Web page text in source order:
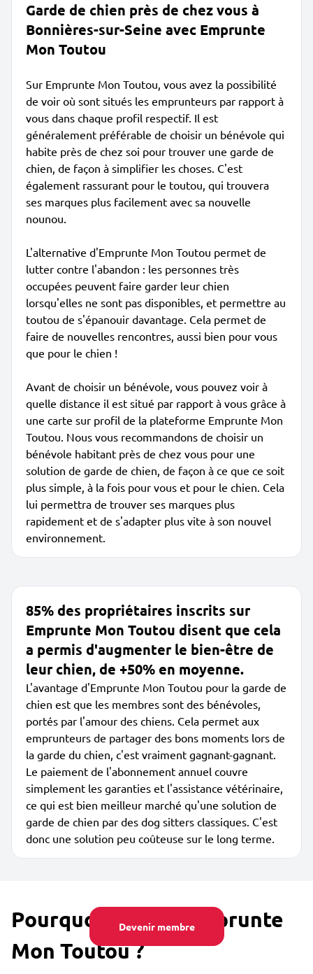
Devenir membre
Garde de chien près de chez vous à
Bonnières-sur-Seine avec Emprunte
Mon Toutou
Sur Emprunte Mon Toutou, vous avez la possibilité
de voir où sont situés les emprunteurs par rapport à
vous dans chaque profil respectif. Il est
généralement préférable de choisir un bénévole qui
habite près de chez soi pour trouver une garde de
chien, de façon à simplifier les choses. C'est
également rassurant pour le toutou, qui trouvera
ses marques plus facilement avec sa nouvelle
nounou.
L'alternative d'Emprunte Mon Toutou permet de
lutter contre l'abandon : les personnes très
occupées peuvent faire garder leur chien
lorsqu'elles ne sont pas disponibles, et permettre au
toutou de s'épanouir davantage. Cela permet de
faire de nouvelles rencontres, aussi bien pour vous
que pour le chien !
Avant de choisir un bénévole, vous pouvez voir à
quelle distance il est situé par rapport à vous grâce à
une carte sur profil de la plateforme Emprunte Mon
Toutou. Nous vous recommandons de choisir un
bénévole habitant près de chez vous pour une
solution de garde de chien, de façon à ce que ce soit
plus simple, à la fois pour vous et pour le chien. Cela
lui permettra de trouver ses marques plus
rapidement et de s'adapter plus vite à son nouvel
environnement.
85% des propriétaires inscrits sur
Emprunte Mon Toutou disent que cela
a permis d'augmenter le bien-être de
leur chien, de +50% en moyenne.
L'avantage d'Emprunte Mon Toutou pour la garde de
chien est que les membres sont des bénévoles,
portés par l'amour des chiens. Cela permet aux
emprunteurs de partager des bons moments lors de
la garde du chien, c'est vraiment gagnant-gagnant.
Le paiement de l'abonnement annuel couvre
simplement les garanties et l'assistance vétérinaire,
ce qui est bien meilleur marché qu'une solution de
garde de chien par des dog sitters classiques. C'est
donc une solution peu coûteuse sur le long terme.
Pourquoi utiliser Emprunte
Mon Toutou ?